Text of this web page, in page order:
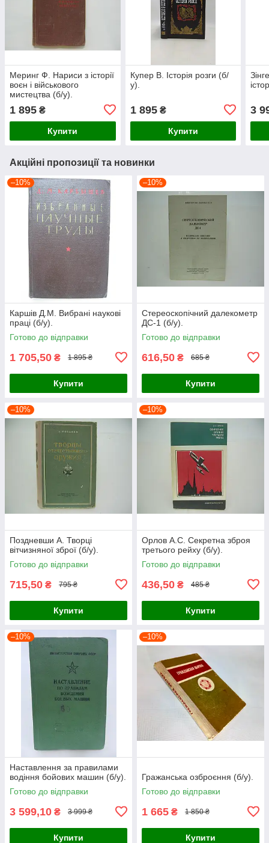
Меринг Ф. Нариси з історії
воєн і військового
мистецтва (б/у).
1 895 ₴
Купити
Купер В. Історія розги (б/
у).
1 895₴
Купити
3
Акційні пропозиції та новинки
–10%
Каршів Д.М. Вибрані наукові
праці (б/у).
Готово до відправки
1 705,50 ₴ 1 895 ₴
Купити
–10%
Стереоскопічний далекометр
ДС-1 (б/у).
Готово до відправки
616,50 ₴ 685 ₴
Купити
–10%
Поздневши А. Творці
вітчизняної зброї (б/у).
Готово до відправки
715,50 ₴ 795 ₴
Купити
–10%
Орлов А.С. Секретна зброя
третього рейху (б/у).
Готово до відправки
436,50 ₴ 485 ₴
Купити
–10%
Наставлення за правилами
водіння бойових машин (б/у).
Готово до відправки
3 599,10 ₴ 3 999 ₴
Купити
–10%
Гражанська озброєння (б/у).
Готово до відправки
1 665 ₴ 1 850 ₴
Купити